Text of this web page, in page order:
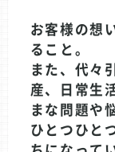
お客様の想
ること。
また、代々
産、日常生
まな問題や
ひとつひと